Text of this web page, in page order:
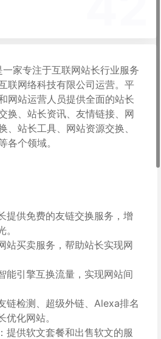
家专注于互联网站长行业服务
联网络科技有限公司运营。平
网站运营人员提供全面的站长
换、站长资讯、友情链接、网
、站长工具、网站资源交换、
各个领域。
提供免费的友链交换服务，增
站买卖服务，帮助站长实现网
能引擎互换流量，实现网站间
链检测、超级外链、Alexa排名
优化网站。
提供软文套餐和出售软文的服